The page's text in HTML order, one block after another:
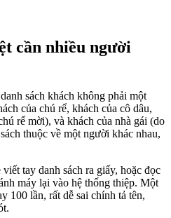
cần nhiều người
sách khách không phải một
của chú rể, khách của cô dâu,
rể mời), và khách của nhà gái (do
thuộc về một người khác nhau,
tay danh sách ra giấy, hoặc đọc
máy lại vào hệ thống thiệp. Một
100 lần, rất dễ sai chính tả tên,